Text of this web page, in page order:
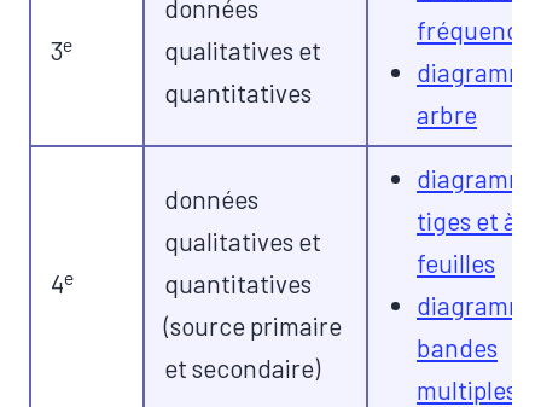
3e
données
qualitatives et
quantitatives
arbre
4e
données
qualitatives et
quantitatives
(source primaire
et secondaire)
tiges et à
feuilles
bandes
multiples